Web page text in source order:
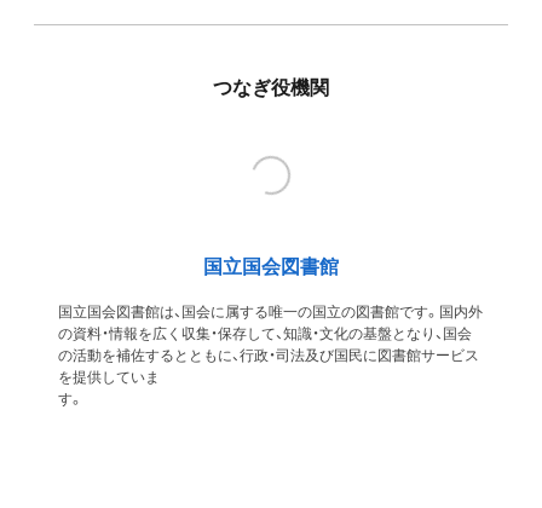
つなぎ役機関
国立国会図書館
国立国会図書館は、国会に属する唯一の国立の図書館です。国内外
の資料・情報を広く収集・保存して、知識・文化の基盤となり、国会
の活動を補佐するとともに、行政・司法及び国民に図書館サービス
を提供していま
す